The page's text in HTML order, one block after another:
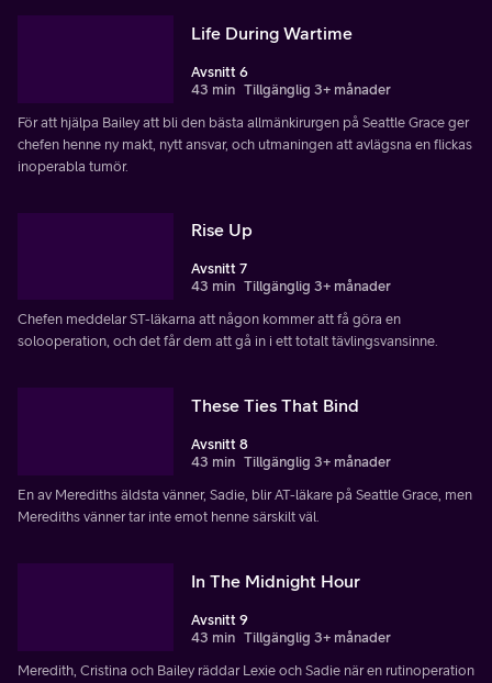
Life During Wartime
Avsnitt 6
43 min Tillgänglig 3+ månader
För att hjälpa Bailey att bli den bästa allmänkirurgen på Seattle Grace ger
chefen henne ny makt, nytt ansvar, och utmaningen att avlägsna en flickas
inoperabla tumör.
Rise Up
Avsnitt 7
43 min Tillgänglig 3+ månader
Chefen meddelar ST-läkarna att någon kommer att få göra en
solooperation, och det får dem att gå in i ett totalt tävlingsvansinne.
These Ties That Bind
Avsnitt 8
43 min Tillgänglig 3+ månader
En av Merediths äldsta vänner, Sadie, blir AT-läkare på Seattle Grace, men
Merediths vänner tar inte emot henne särskilt väl.
In The Midnight Hour
Avsnitt 9
43 min Tillgänglig 3+ månader
Meredith, Cristina och Bailey räddar Lexie och Sadie när en rutinoperation